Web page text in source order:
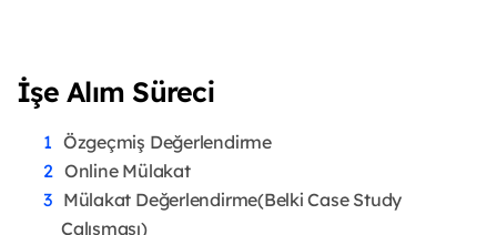
İşe Alım Süreci
Özgeçmiş Değerlendirme
Online Mülakat
Mülakat Değerlendirme(Belki Case Study
Çalışması)